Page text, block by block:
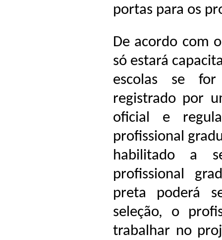
portas para os
De acordo com
só estará
escolas se for
registrado por
oficial e
profissional
habilitado a
profissional
preta poderá
seleção, o
trabalhar no